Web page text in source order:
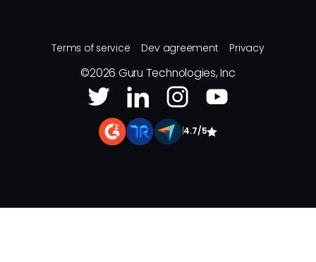
Terms of service Dev agreement Privacy
©2026 Guru Technologies, Inc
4.7/5